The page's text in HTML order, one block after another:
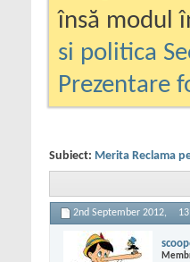
însă modul
si politica
Prezentare
Subiect: Merita Reclama
2nd September 2012,